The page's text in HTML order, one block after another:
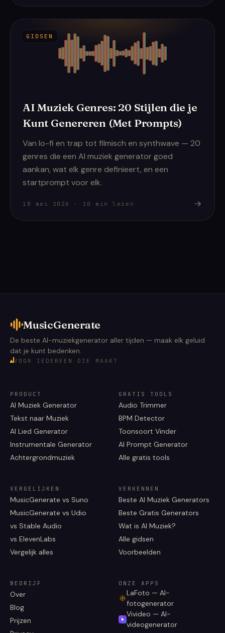
GIDSEN
AI Muziek Genres: 20 Stijlen die je
Kunt Genereren (Met Prompts)
Van lo-fi en trap tot filmisch en synthwave — 20
genres die een AI muziek generator goed
aankan, wat elk genre definieert, en een
startprompt voor elk.
18 mei 2026 · 10 min lezen
MusicGenerate
De beste AI-muziekgenerator aller tijden — maak elk geluid
dat je kunt bedenken.
VOOR IEDEREEN DIE MAAKT
PRODUCT
AI Muziek Generator
Tekst naar Muziek
AI Lied Generator
Instrumentale Generator
Achtergrondmuziek
GRATIS TOOLS
Audio Trimmer
BPM Detector
Toonsoort Vinder
AI Prompt Generator
Alle gratis tools
VERGELIJKEN
MusicGenerate vs Suno
MusicGenerate vs Udio
vs Stable Audio
vs ElevenLabs
Vergelijk alles
VERKENNEN
Beste AI Muziek Generators
Beste Gratis Generators
Wat is AI Muziek?
Alle gidsen
Voorbeelden
BEDRIJF
Over
Blog
Prijzen
ONZE APPS
LaFoto — AI-
fotogenerator
Vivideo — AI-
videogenerator